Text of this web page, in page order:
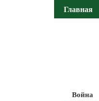
Главная
Война